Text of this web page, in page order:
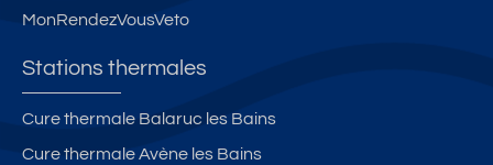
MonRendezVousVeto
Stations thermales
Cure thermale Balaruc les Bains
Cure thermale Avène les Bains